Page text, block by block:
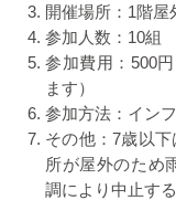
開催場所： 1階屋
参加人数： 10組
参加費用： 500
ます）
参加方法：イン
その他：7歳以
所が屋外のため
調により中止す